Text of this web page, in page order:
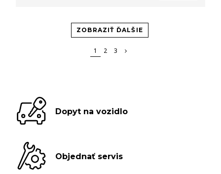
ZOBRAZIŤ ĎALŠIE
1 2 3
Dopyt na vozidlo
Objednať servis